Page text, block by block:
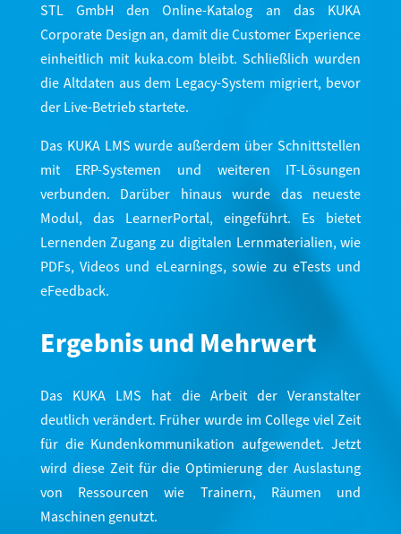
STL GmbH den Online-Katalog an das KUKA
Corporate Design an, damit die Customer Experience
einheitlich mit kuka.com bleibt. Schließlich wurden
die Altdaten aus dem Legacy-System migriert, bevor
der Live-Betrieb startete.
Das KUKA LMS wurde außerdem über Schnittstellen
mit ERP-Systemen und weiteren IT-Lösungen
verbunden. Darüber hinaus wurde das neueste
Modul, das LearnerPortal, eingeführt. Es bietet
Lernenden Zugang zu digitalen Lernmaterialien, wie
PDFs, Videos und eLearnings, sowie zu eTests und
eFeedback.
Ergebnis und Mehrwert
Das KUKA LMS hat die Arbeit der Veranstalter
deutlich verändert. Früher wurde im College viel Zeit
für die Kundenkommunikation aufgewendet. Jetzt
wird diese Zeit für die Optimierung der Auslastung
von Ressourcen wie Trainern, Räumen und
Maschinen genutzt.